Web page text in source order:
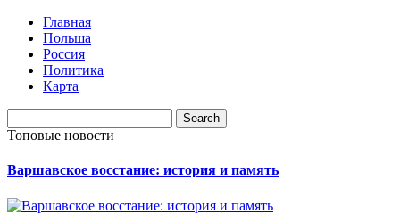
Главная
Польша
Россия
Политика
Карта
Топовые новости
Варшавское восстание: история и память